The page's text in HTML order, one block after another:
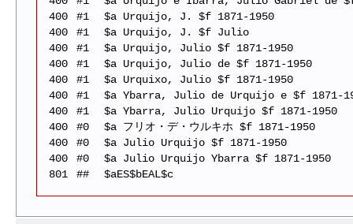
400
#1
$a Urquijo, J. $f 1871-1950
400
#1
$a Urquijo, J. $f Julio
400
#1
$a Urquijo, Julio $f 1871-1950
400
#1
$a Urquijo, Julio de $f 1871-1950
400
#1
$a Urquixo, Julio $f 1871-1950
400
#1
$a Ybarra, Julio de Urquijo e $f 1871-
400
#1
$a Ybarra, Julio Urquijo $f 1871-1950
400
#0
$a フリオ・デ・ウルキホ $f 1871-1950
400
#0
$a Julio Urquijo $f 1871-1950
400
#0
$a Julio Urquijo Ybarra $f 1871-1950
801
## $aES$bEAL$c